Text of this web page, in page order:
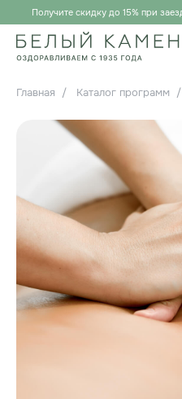
Получите скидку до 15% при
Главная / Каталог программ /
Короткая
программа
Detox
Pro
в
санатории
«‎Белый
Камень»